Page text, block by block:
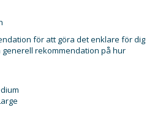
för att göra det enklare för dig
rekommendation på hur